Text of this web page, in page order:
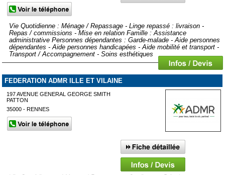
Vie Quotidienne : Ménage / Repassage - Linge repassé : livraison -
Repas / commissions - Mise en relation Famille : Assistance
administrative Personnes dépendantes : Garde-malade - Aide personnes
dépendantes - Aide personnes handicapées - Aide mobilité et transport -
Transport / Accompagnement - Soins esthétiques
FEDERATION ADMR ILLE ET VILAINE
197 AVENUE GENERAL GEORGE SMITH
PATTON
35000 - RENNES